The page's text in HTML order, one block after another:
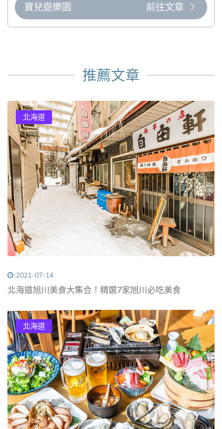
寶兒遊樂園 前往文章
推薦文章
北海道
2021-07-14
北海道旭川美食大集合！精選7家旭川必吃美食
北海道